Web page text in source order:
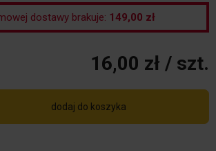
dostawy brakuje: 149,00 zł
16,00 zł / szt.
dodaj do koszyka